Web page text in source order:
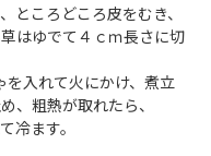
ところどころ皮をむき、
はゆでて４ｃｍ長さに切
を入れて火にかけ、煮立
、粗熱が取れたら、
冷ます。